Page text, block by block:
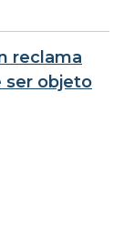
reclama
ser objeto